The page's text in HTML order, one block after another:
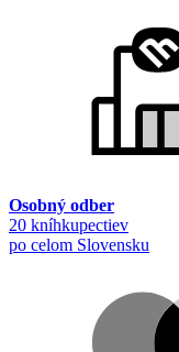
Osobný odber
20 kníhkupectiev
po celom Slovensku